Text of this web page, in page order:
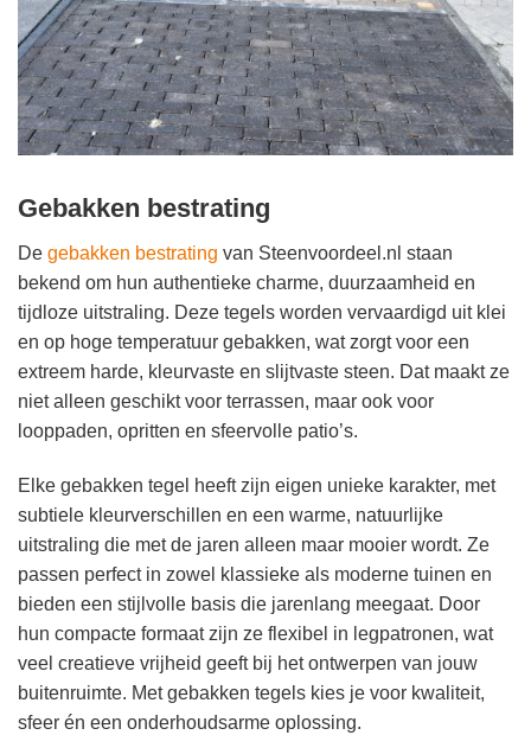
Gebakken bestrating
De gebakken bestrating van Steenvoordeel.nl staan
bekend om hun authentieke charme, duurzaamheid en
tijdloze uitstraling. Deze tegels worden vervaardigd uit klei
en op hoge temperatuur gebakken, wat zorgt voor een
extreem harde, kleurvaste en slijtvaste steen. Dat maakt ze
niet alleen geschikt voor terrassen, maar ook voor
looppaden, opritten en sfeervolle patio’s.
Elke gebakken tegel heeft zijn eigen unieke karakter, met
subtiele kleurverschillen en een warme, natuurlijke
uitstraling die met de jaren alleen maar mooier wordt. Ze
passen perfect in zowel klassieke als moderne tuinen en
bieden een stijlvolle basis die jarenlang meegaat. Door
hun compacte formaat zijn ze flexibel in legpatronen, wat
veel creatieve vrijheid geeft bij het ontwerpen van jouw
buitenruimte. Met gebakken tegels kies je voor kwaliteit,
sfeer én een onderhoudsarme oplossing.